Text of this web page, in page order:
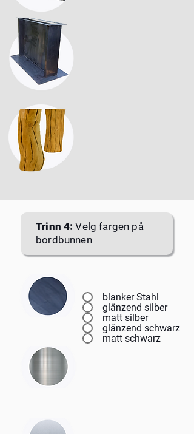
Trinn 4: Velg fargen på
bordbunnen
blanker Stahl
glänzend silber
matt silber
glänzend schwarz
matt schwarz